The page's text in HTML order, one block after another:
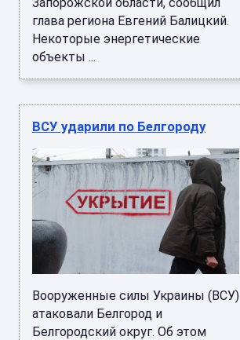
глава региона Евгений Балицкий.
Некоторые энергетические
объекты ...
ВСУ ударили по Белгороду
Вооруженные силы Украины (ВСУ)
атаковали Белгород и
Белгородский округ. Об этом